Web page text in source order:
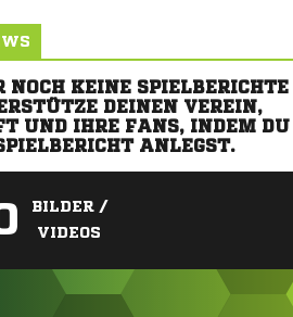
NOCH KEINE SPIELBERICHTE
DEINEN VEREIN,
UND IHRE FANS, INDEM DU
ANLEGST.
BILDER /
VIDEOS